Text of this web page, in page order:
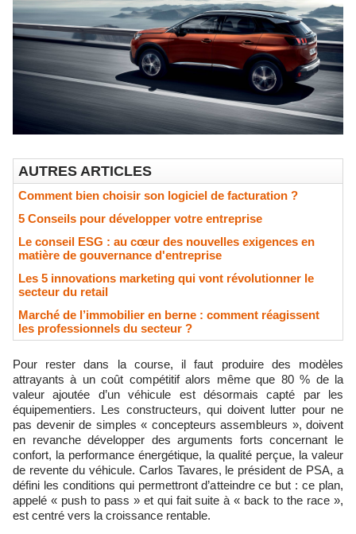
AUTRES ARTICLES
Comment bien choisir son logiciel de facturation ?
5 Conseils pour développer votre entreprise
Le conseil ESG : au cœur des nouvelles exigences en
matière de gouvernance d'entreprise
Les 5 innovations marketing qui vont révolutionner le
secteur du retail
Marché de l’immobilier en berne : comment réagissent
les professionnels du secteur ?
attrayants à un coût compétitif alors même que 80 % de la
valeur ajoutée d’un véhicule est désormais capté par les
équipementiers. Les constructeurs, qui doivent lutter pour ne
pas devenir de simples « concepteurs assembleurs », doivent
en revanche développer des arguments forts concernant le
confort, la performance énergétique, la qualité perçue, la valeur
de revente du véhicule. Carlos Tavares, le président de PSA, a
défini les conditions qui permettront d’atteindre ce but : ce plan,
appelé « push to pass » et qui fait suite à « back to the race »,
est centré vers la croissance rentable.